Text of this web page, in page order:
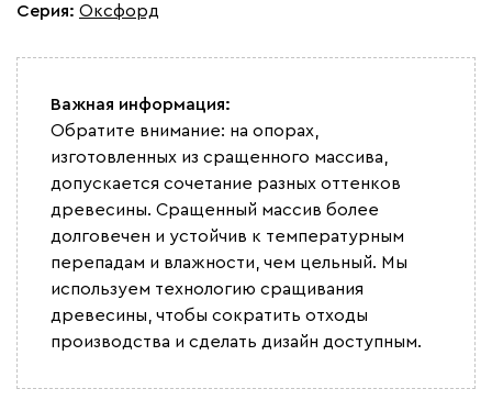
Серия: Оксфорд
Важная информация:
Обратите внимание: на опорах,
изготовленных из сращенного массива,
допускается сочетание разных оттенков
древесины. Сращенный массив более
долговечен и устойчив к температурным
перепадам и влажности, чем цельный. Мы
используем технологию сращивания
древесины, чтобы сократить отходы
производства и сделать дизайн доступным.